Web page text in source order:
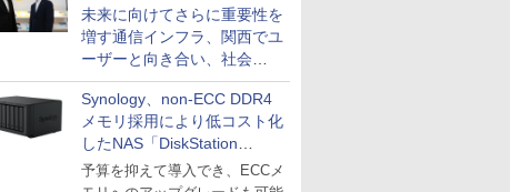
未来に向けてさらに重要性を
増す通信インフラ、関西でユ
ーザーと向き合い、社会
の“あたらしい”を起動し続け
る～オプテージ
Synology、non-ECC DDR4
メモリ採用により低コスト化
したNAS「DiskStation
neo+」シリーズ
予算を抑えて導入でき、ECCメ